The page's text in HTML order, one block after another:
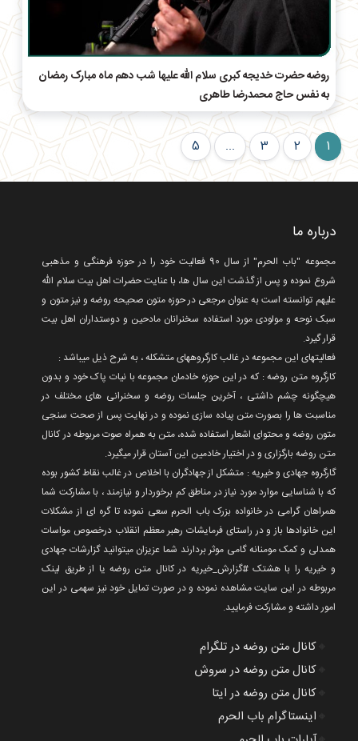
روضه حضرت خدیجه کبری سلام الله علیها شب دهم ماه مبارک رمضان
به نفس حاج محمدرضا طاهری
1
2
3
...
5
درباره ما
مجموعه "باب الحرم" از سال 90 فعالیت خود را در حوزه فرهنگی و مذهبی
شروع نموده و پس از گذشت این سال ها، با عنایت حضرات اهل بیت سلام الله
علیهم توانسته است به عنوان مرجعی در حوزه متون صحیحه روضه و نیز متون و
سبک نوحه و مولودی مورد استفاده سخنرانان مادحین و دوستداران اهل بیت
قرار گیرد.
فعالیتهای این مجموعه در غالب کارگروههای متشکله ، به شرح ذیل میباشد :
کارگروه متن روضه : که در این حوزه خادمان مجموعه با نیات پاک خود و بدون
هیچگونه چشم داشتی ، آخرین جلسات روضه و سخنرانی های مختلف در
مناسبت ها را بصورت متن پیاده سازی نموده و در نهایت پس از صحت سنجی
متون روضه و محتوای اشعار استفاده شده، متن به همراه صوت مربوطه در کانال
متن روضه بارگزاری و در اختیار خادمین این آستان قرار میگیرد.
گارگروه جهادی و خیریه : متشکل از جهادگران با اخلاص در غالب نقاط کشور بوده
که با شناسایی موارد مورد نیاز در مناطق کم برخوردار و نیازمند ، با مشارکت شما
همراهان گرامی در خانواده بزرک باب الحرم سعی نموده تا گره ای از مشکلات
این خانوادها باز و در راستای فرمایشات رهبر معظم انقلاب درخصوص مواسات
همدلی و کمک مومنانه گامی موثر بردارند شما عزیزان میتوانید گزارشات جهادی
و خیریه را با هشتک #گزارش_خیریه در کانال متن روضه یا از طریق لینک
مربوطه در این سایت مشاهده نموده و در صورت تمایل خود نیز سهمی در این
امور داشته و مشارکت فرمایید.
🔸کانال متن روضه در تلگرام
🔸کانال متن روضه در سروش
🔸کانال متن روضه در ایتا
اینستاگرام باب الحرم